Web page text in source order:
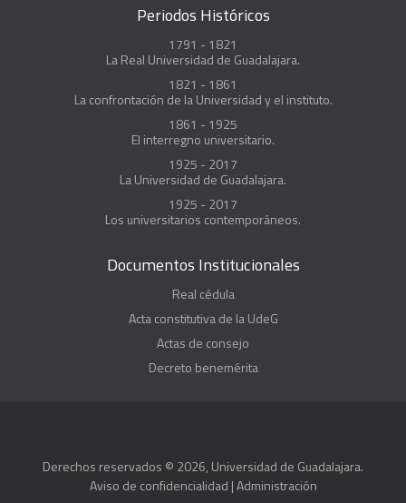
Periodos Históricos
1791 - 1821
La Real Universidad de Guadalajara.
1821 - 1861
La confrontación de la Universidad y el instituto.
1861 - 1925
El interregno universitario.
1925 - 2017
La Universidad de Guadalajara.
1925 - 2017
Los universitarios contemporáneos.
Documentos Institucionales
Real cédula
Acta constitutiva de la UdeG
Actas de consejo
Decreto benemérita
Derechos reservados © 2026, Universidad de Guadalajara.
Aviso de confidencialidad |Administración